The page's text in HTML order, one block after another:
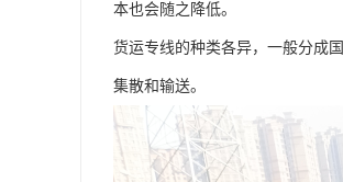
本也会随之降低。
货运专线的种类各异，一般分成
集散和输送。